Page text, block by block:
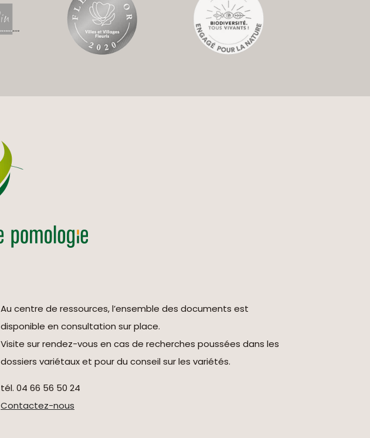
Au centre de ressources, l’ensemble des documents est
disponible en consultation sur place.
Visite sur rendez-vous en cas de recherches poussées dans les
dossiers variétaux et pour du conseil sur les variétés.
tél. 04 66 56 50 24
Contactez-nous